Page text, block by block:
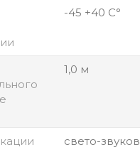
-45 +40 С°
1,0 м
свето-